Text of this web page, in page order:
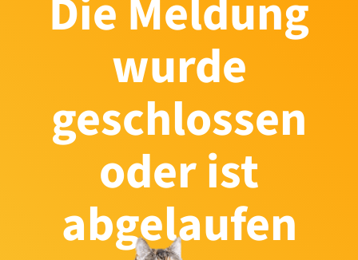
Die Meldung
wurde
geschlossen
oder ist
abgelaufen